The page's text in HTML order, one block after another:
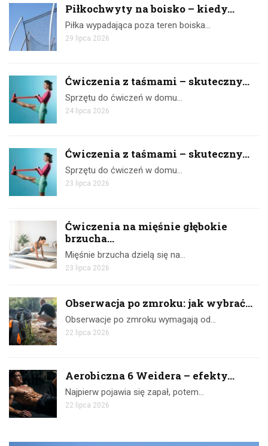
Piłkochwyty na boisko – kiedy...
Piłka wypadająca poza teren boiska…
29 lipca 2026
Ćwiczenia z taśmami – skuteczny...
Sprzętu do ćwiczeń w domu…
24 lipca 2026
Ćwiczenia z taśmami – skuteczny...
Sprzętu do ćwiczeń w domu…
23 lipca 2026
Ćwiczenia na mięśnie głębokie
brzucha...
Mięśnie brzucha dzielą się na…
23 lipca 2026
Obserwacja po zmroku: jak wybrać...
Obserwacje po zmroku wymagają od…
22 lipca 2026
Aerobiczna 6 Weidera – efekty...
Najpierw pojawia się zapał, potem…
22 lipca 2026